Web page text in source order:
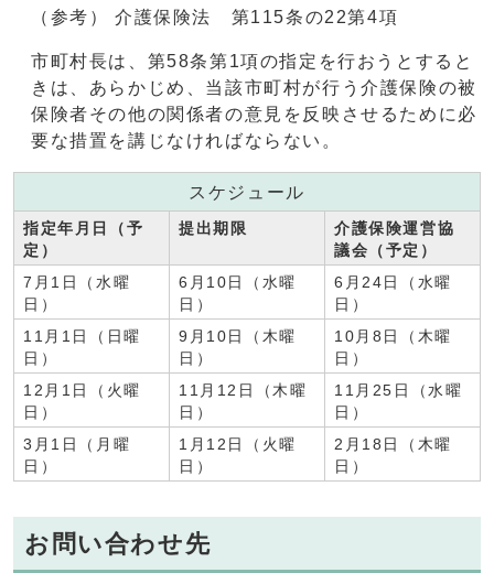
（参考） 介護保険法 第115条の22第4項
市町村長は、第58条第1項の指定を行おうとすると
きは、あらかじめ、当該市町村が行う介護保険の被
保険者その他の関係者の意見を反映させるために必
要な措置を講じなければならない。
スケジュール
指定年月日（予
定）
提出期限
介護保険運営協
議会（予定）
7月1日（水曜
日）
6月10日（水曜
日）
6月24日（水曜
日）
11月1日（日曜
日）
9月10日（木曜
日）
10月8日（木曜
日）
12月1日（火曜
日）
11月12日（木曜
日）
11月25日（水曜
日）
3月1日（月曜
日）
1月12日（火曜
日）
2月18日（木曜
日）
お問い合わせ先